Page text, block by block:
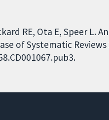
RE, Ota E, Speer
of Systematic Reviews